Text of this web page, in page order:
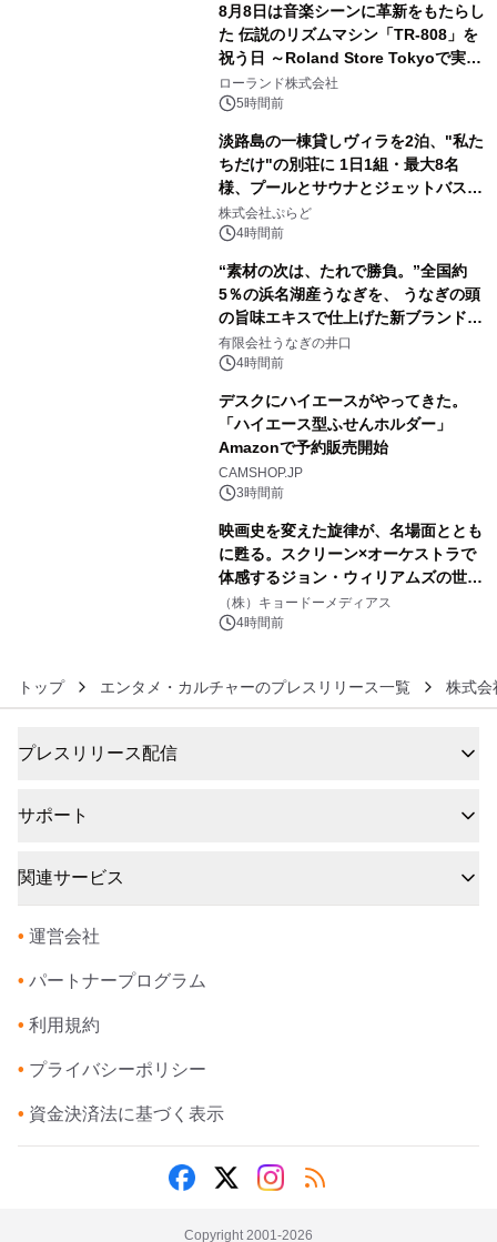
8月8日は音楽シーンに革新をもたらし
た 伝説のリズムマシン「TR-808」を
祝う日 ～Roland Store Tokyoで実機
を展示しての 記念キャンペーンを開
催 英国ラジオ「NTS」の 特別プログ
アーティストを フィーチャーしたアニ
メーションを公開～
ローランド株式会社
5時間前
淡路島の一棟貸しヴィラを2泊、"私た
ちだけ"の別荘に 1日1組・最大8名
様、プールとサウナとジェットバス付
きで Villa Mon Temps AWAJIの連泊
素泊りプラン
株式会社ぷらど
4時間前
“素材の次は、たれで勝負。”全国約
5％の浜名湖産うなぎを、 うなぎの頭
の旨味エキスで仕上げた新ブランド
「井口の誉」誕生
有限会社うなぎの井口
4時間前
デスクにハイエースがやってきた。
「ハイエース型ふせんホルダー」
Amazonで予約販売開始
CAMSHOP.JP
3時間前
映画史を変えた旋律が、名場面ととも
に甦る。スクリーン×オーケストラで
体感するジョン・ウィリアムズの世
界。ジョン・ウィリアムズ：シネマ・
スペクタキュラー・コンサート 開催決
（株）キョードーメディアス
4時間前
トップ エンタメ・カルチャーのプレスリリース一覧 株式会
プレスリリース配信
サポート
関連サービス
• 運営会社
• パートナープログラム
• 利用規約
• プライバシーポリシー
• 資金決済法に基づく表示
Copyright 2001-2026